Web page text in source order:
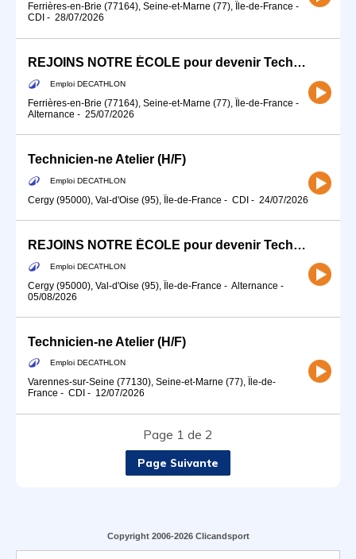
Ferrières-en-Brie (77164), Seine-et-Marne (77), Île-de-France -
CDI - 28/07/2026
REJOINS NOTRE ÉCOLE pour devenir Technicien-ne Atelier (H/F) - Alternance
Emploi DECATHLON
Ferrières-en-Brie (77164), Seine-et-Marne (77), Île-de-France -
Alternance - 25/07/2026
Technicien-ne Atelier (H/F)
Emploi DECATHLON
Cergy (95000), Val-d'Oise (95), Île-de-France - CDI - 24/07/2026
REJOINS NOTRE ÉCOLE pour devenir Technicien-ne Atelier (H/F) - Alternance
Emploi DECATHLON
Cergy (95000), Val-d'Oise (95), Île-de-France - Alternance -
05/08/2026
Technicien-ne Atelier (H/F)
Emploi DECATHLON
Varennes-sur-Seine (77130), Seine-et-Marne (77), Île-de-
France - CDI - 12/07/2026
Page 1 de 2
Page Suivante
Copyright 2006-2026 Clicandsport